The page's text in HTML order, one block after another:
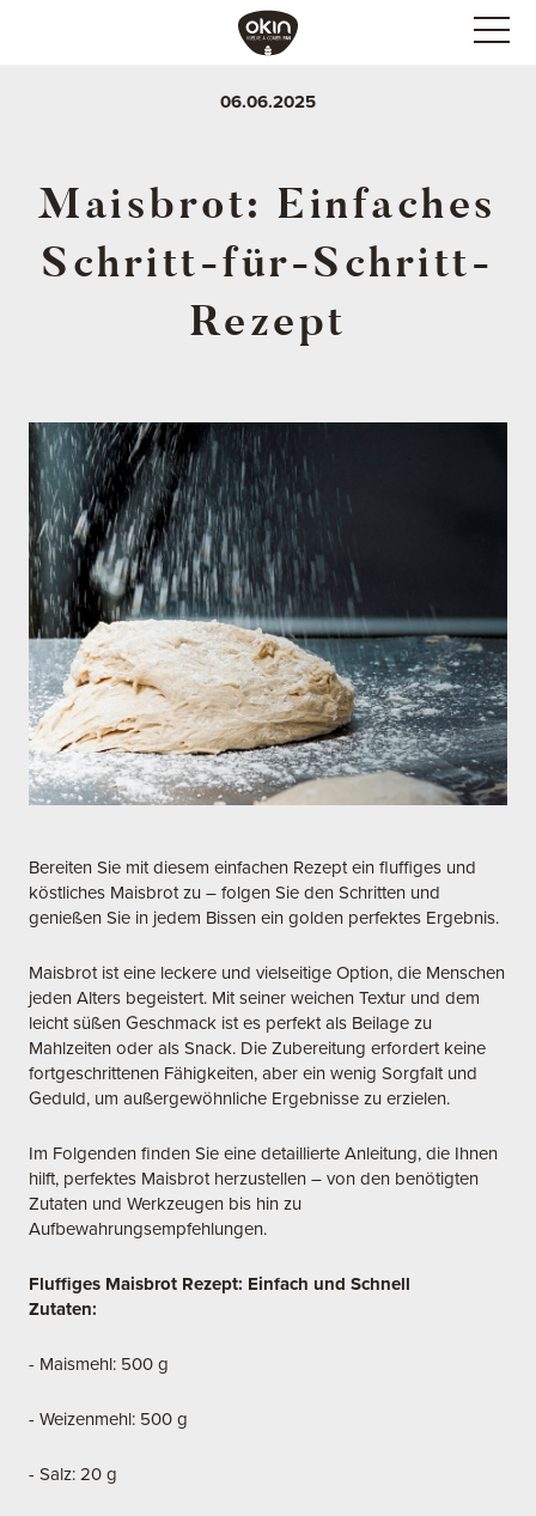
06.06.2025
Maisbrot: Einfaches
Schritt-für-Schritt-
Rezept
Bereiten Sie mit diesem einfachen Rezept ein fluffiges und
köstliches Maisbrot zu – folgen Sie den Schritten und
genießen Sie in jedem Bissen ein golden perfektes Ergebnis.
Maisbrot ist eine leckere und vielseitige Option, die Menschen
jeden Alters begeistert. Mit seiner weichen Textur und dem
leicht süßen Geschmack ist es perfekt als Beilage zu
Mahlzeiten oder als Snack. Die Zubereitung erfordert keine
fortgeschrittenen Fähigkeiten, aber ein wenig Sorgfalt und
Geduld, um außergewöhnliche Ergebnisse zu erzielen.
Im Folgenden finden Sie eine detaillierte Anleitung, die Ihnen
hilft, perfektes Maisbrot herzustellen – von den benötigten
Zutaten und Werkzeugen bis hin zu
Aufbewahrungsempfehlungen.
Fluffiges Maisbrot Rezept: Einfach und Schnell
Zutaten:
- Maismehl: 500 g
- Weizenmehl: 500 g
- Salz: 20 g